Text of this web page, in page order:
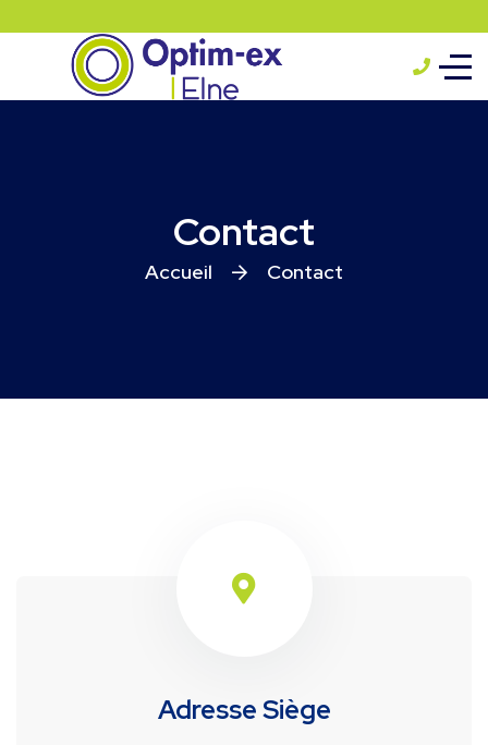
Contact
Accueil Contact
Adresse Siège